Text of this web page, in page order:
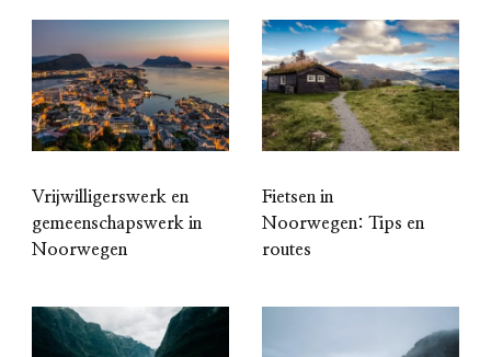
Vrijwilligerswerk en
gemeenschapswerk in
Noorwegen
Fietsen in
Noorwegen: Tips en
routes